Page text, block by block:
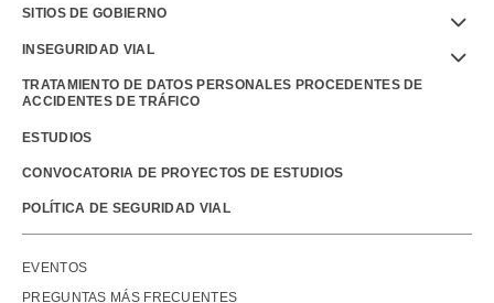
Menu
SITIOS DE GOBIERNO
INSEGURIDAD VIAL
TRATAMIENTO DE DATOS PERSONALES PROCEDENTES DE
ACCIDENTES DE TRÁFICO
ESTUDIOS
CONVOCATORIA DE PROYECTOS DE ESTUDIOS
POLÍTICA DE SEGURIDAD VIAL
Outils
EVENTOS
PREGUNTAS MÁS FRECUENTES